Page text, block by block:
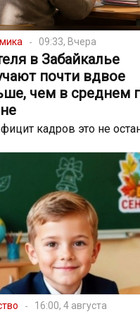
09:33, Вчера
в Забайкалье
почти вдвое
чем в среднем
кадров это не
16:00, 4 августа